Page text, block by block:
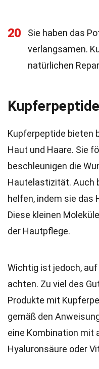
20
Sie haben das
verlangsamen.
natürlichen
Kupferpeptide bieten
Haut und Haare. Sie
beschleunigen die
Hautelastizität. Auch
helfen, indem sie
Diese kleinen
der Hautpflege.
Wichtig ist jedoch,
achten. Zu viel des
Produkte mit
gemäß den
eine Kombination mit
Hyaluronsäure oder